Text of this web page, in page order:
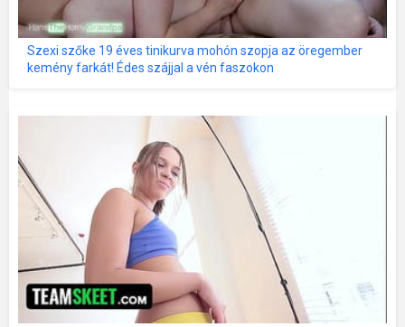
Szexi szőke 19 éves tinikurva mohón szopja az öregember
kemény farkát! Édes szájjal a vén faszokon